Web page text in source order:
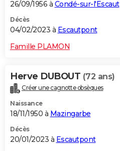
26/09/1956 à Condé-sur-l'Escaut
Décès
04/02/2023 à Escautpont
Famille PLAMON
Herve DUBOUT (72 ans)
Créer une cagnotte obsèques
Naissance
18/11/1950 à Mazingarbe
Décès
20/01/2023 à Escautpont